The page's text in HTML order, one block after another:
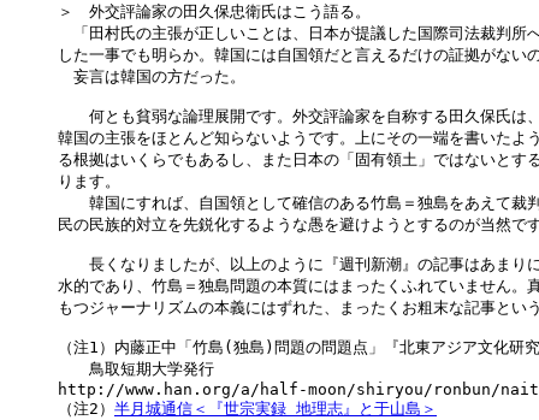
＞　外交評論家の田久保忠衛氏はこう語る。
「田村氏の主張が正しいことは、日本が提議した国際司法裁判所
した一事でも明らか。韓国には自国領だと言えるだけの証拠がない
妄言は韓国の方だった。
何とも貧弱な論理展開です。外交評論家を自称する田久保氏は
韓国の主張をほとんど知らないようです。上にその一端を書いたよ
る根拠はいくらでもあるし、また日本の「固有領土」ではないとす
ります。
韓国にすれば、自国領として確信のある竹島＝独島をあえて裁
民の民族的対立を先鋭化するような愚を避けようとするのが当然で
長くなりましたが、以上のように『週刊新潮』の記事はあまり
水的であり、竹島＝独島問題の本質にはまったくふれていません。
もつジャーナリズムの本義にはずれた、まったくお粗末な記事とい
（注1）内藤正中「竹島(独島)問題の問題点」『北東アジア文化
鳥取短期大学発行
http://www.han.org/a/half-moon/shiryou/ronbun/
（注2） 半月城通信＜『世宗実録 地理志』と于山島＞